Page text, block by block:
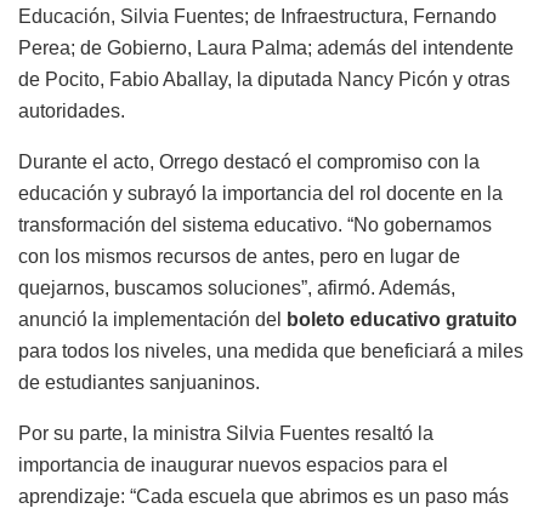
Educación, Silvia Fuentes; de Infraestructura, Fernando
Perea; de Gobierno, Laura Palma; además del intendente
de Pocito, Fabio Aballay, la diputada Nancy Picón y otras
autoridades.
Durante el acto, Orrego destacó el compromiso con la
educación y subrayó la importancia del rol docente en la
transformación del sistema educativo. “No gobernamos
con los mismos recursos de antes, pero en lugar de
quejarnos, buscamos soluciones”, afirmó. Además,
anunció la implementación del
boleto educativo gratuito
para todos los niveles, una medida que beneficiará a miles
de estudiantes sanjuaninos.
Por su parte, la ministra Silvia Fuentes resaltó la
importancia de inaugurar nuevos espacios para el
aprendizaje: “Cada escuela que abrimos es un paso más